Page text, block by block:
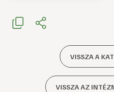
VISSZA A
VISSZA AZ